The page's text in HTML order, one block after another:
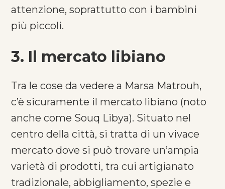
attenzione, soprattutto con i bambini
più piccoli.
3. Il mercato libiano
Tra le cose da vedere a Marsa Matrouh,
c’è sicuramente il mercato libiano (noto
anche come Souq Libya). Situato nel
centro della città, si tratta di un vivace
mercato dove si può trovare un’ampia
varietà di prodotti, tra cui artigianato
tradizionale, abbigliamento, spezie e